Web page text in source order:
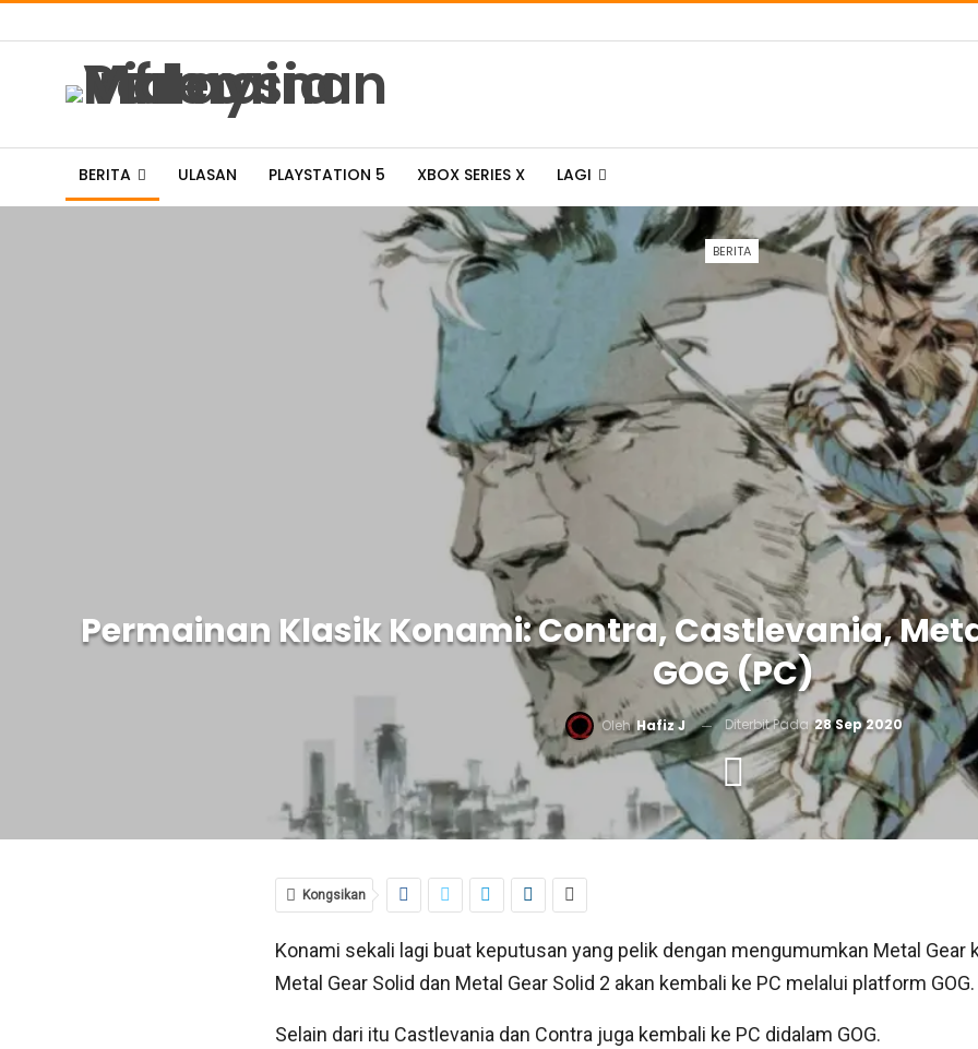
BERITA ULASAN PLAYSTATION 5 XBOX SERIES X LAGI
BERITA
Permainan Klasik Konami: Contra, Castlevania,
GOG (PC)
OlehHafiz J Diterbit Pada28 Sep 2020
Kongsikan
Konami sekali lagi buat keputusan yang pelik dengan mengumumkan Metal Gear
Metal Gear Solid dan Metal Gear Solid 2 akan kembali ke PC melalui platform GOG.
Selain dari itu Castlevania dan Contra juga kembali ke PC didalam GOG.